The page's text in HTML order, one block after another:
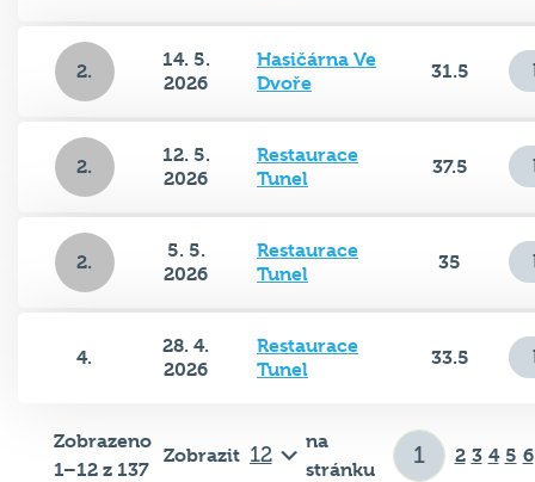
2.
14. 5.
2026
Hasičárna Ve
Dvoře
31.5
2.
12. 5.
2026
Restaurace
Tunel
37.5
2.
5. 5.
2026
Restaurace
Tunel
35
4.
28. 4.
2026
Restaurace
Tunel
33.5
Zobrazeno
1–12 z 137
Zobrazit
na
stránku
2 3 4 5 6